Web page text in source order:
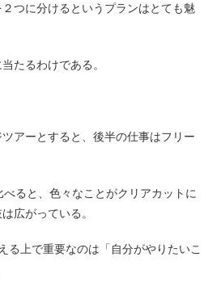
つに分けるというプランはとても魅
たるわけである。
アーとすると、後半の仕事はフリー
ると、色々なことがクリアカットに
広がっている。
る上で重要なのは「自分がやりたいこ